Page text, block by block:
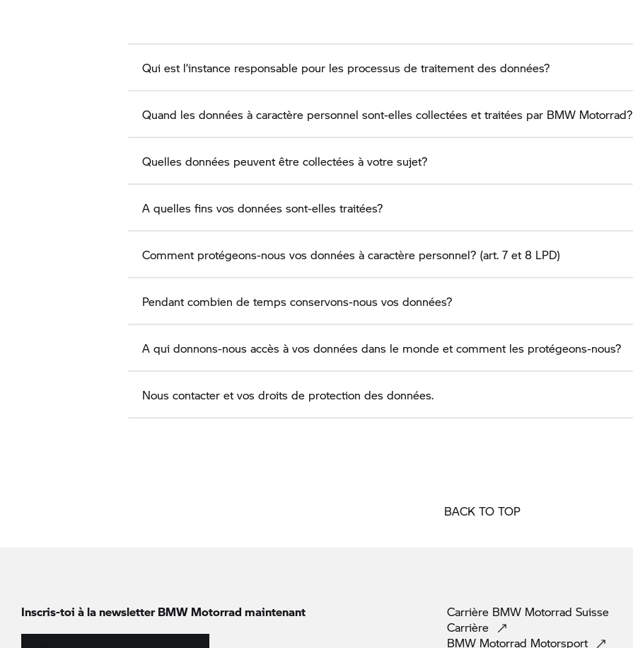
Qui est l’instance responsable pour les processus de traitement des données?
Quand les données à caractère personnel sont-elles collectées et traitées par BMW Motorrad?
Quelles données peuvent être collectées à votre sujet?
A quelles fins vos données sont-elles traitées?
Comment protégeons-nous vos données à caractère personnel? (art. 7 et 8 LPD)
Pendant combien de temps conservons-nous vos données?
A qui donnons-nous accès à vos données dans le monde et comment les protégeons-nous?
Nous contacter et vos droits de protection des données.
BACK TO TOP
Inscris-toi à la newsletterBMW Motorrad maintenant Carrière BMW Motorrad Suisse
Carrière
BMW Motorrad Motorsport